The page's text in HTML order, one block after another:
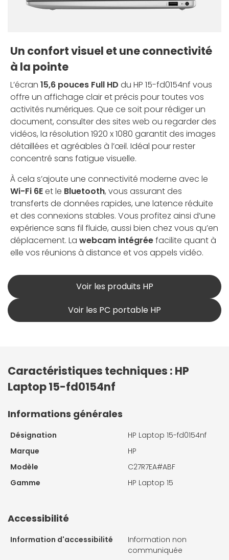
Un confort visuel et une connectivité
à la pointe
L’écran 15,6 pouces Full HD du HP 15-fd0154nf vous
offre un affichage clair et précis pour toutes vos
activités numériques. Que ce soit pour rédiger un
document, consulter des sites web ou regarder des
vidéos, la résolution 1920 x 1080 garantit des images
détaillées et agréables à l’œil. Idéal pour rester
concentré sans fatigue visuelle.
À cela s’ajoute une connectivité moderne avec le
Wi-Fi 6Eet le Bluetooth, vous assurant des
transferts de données rapides, une latence réduite
et des connexions stables. Vous profitez ainsi d’une
expérience sans fil fluide, aussi bien chez vous qu’en
déplacement. La webcam intégréefacilite quant à
elle vos réunions à distance et vos appels vidéo.
Voir les produits HP
Voir les PC portable HP
Caractéristiques techniques : HP
Laptop 15-fd0154nf
Informations générales
Désignation
HP Laptop 15-fd0154nf
Marque
HP
Modèle
C27R7EA#ABF
Gamme
HP Laptop 15
Accessibilité
Information d'accessibilité
Information non
communiquée